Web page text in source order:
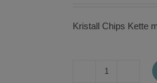
Kristall Chips Kette
Bergkristall